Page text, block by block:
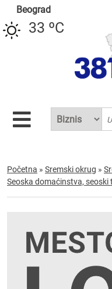
Beograd
33 ºC
Početna » Sremski okrug »
Seoska domaćinstva, seoski